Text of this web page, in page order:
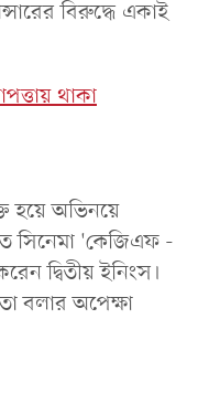
বিরুদ্ধে একাই
থাকা
হয়ে অভিনয়ে
সিনেমা 'কেজিএফ -
দ্বিতীয় ইনিংস।
বলার অপেক্ষা